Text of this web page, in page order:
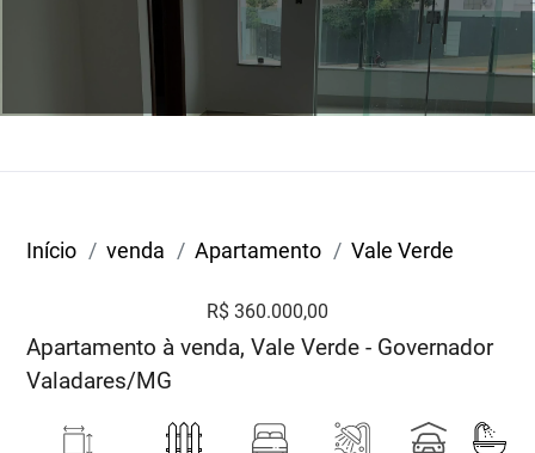
Início venda Apartamento Vale Verde
R$ 360.000,00
Apartamento à venda, Vale Verde - Governador
Valadares/MG